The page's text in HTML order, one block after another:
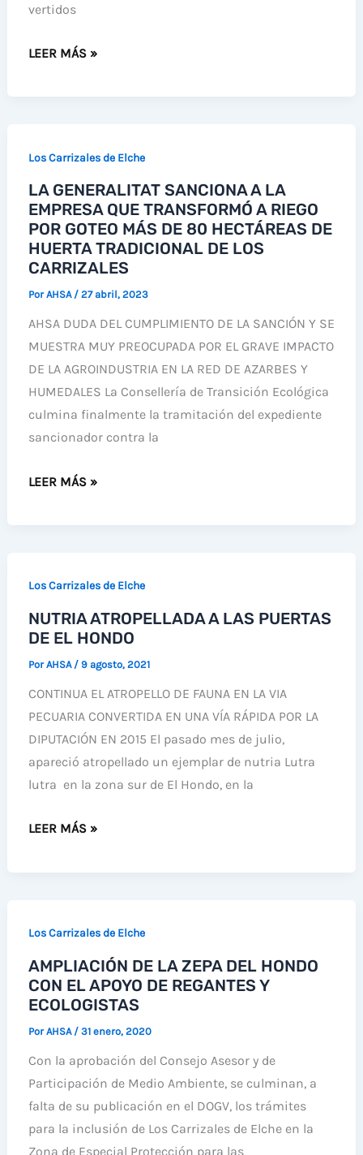
vertidos
AHSA
DE
LOS
VERTIDOS
DE
RESIDUOS
EN
LOS
CARRIZALES
LEER MÁS »
Los Carrizales de Elche
LA GENERALITAT SANCIONA A LA
EMPRESA QUE TRANSFORMÓ A RIEGO
POR GOTEO MÁS DE 80 HECTÁREAS DE
HUERTA TRADICIONAL DE LOS
CARRIZALES
PorAHSA / 27 abril, 2023
AHSA DUDA DEL CUMPLIMIENTO DE LA SANCIÓN Y SE
MUESTRA MUY PREOCUPADA POR EL GRAVE IMPACTO
DE LA AGROINDUSTRIA EN LA RED DE AZARBES Y
HUMEDALES La Consellería de Transición Ecológica
culmina finalmente la tramitación del expediente
sancionador contra la
LA
EMPRESA
QUE
TRANSFORMÓ
A
HECTÁREAS
LOS
CARRIZALES
LEER MÁS »
Los Carrizales de Elche
NUTRIA ATROPELLADA A LAS PUERTAS
DE EL HONDO
PorAHSA / 9 agosto, 2021
CONTINUA EL ATROPELLO DE FAUNA EN LA VIA
PECUARIA CONVERTIDA EN UNA VÍA RÁPIDA POR LA
DIPUTACIÓN EN 2015 El pasado mes de julio,
apareció atropellado un ejemplar de nutria Lutra
lutra en la zona sur de El Hondo, en la
NUTRIA
DE
EL
HONDO
LEER MÁS »
Los Carrizales de Elche
AMPLIACIÓN DE LA ZEPA DEL HONDO
CON EL APOYO DE REGANTES Y
ECOLOGISTAS
PorAHSA / 31 enero, 2020
Con la aprobación del Consejo Asesor y de
Participación de Medio Ambiente, se culminan, a
falta de su publicación en el DOGV, los trámites
para la inclusión de Los Carrizales de Elche en la
Zona de Especial Protección para las